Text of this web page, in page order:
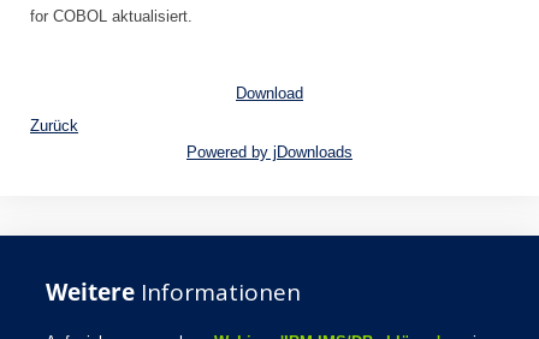
for COBOL aktualisiert.
Download
Zurück
Powered by jDownloads
Weitere Informationen